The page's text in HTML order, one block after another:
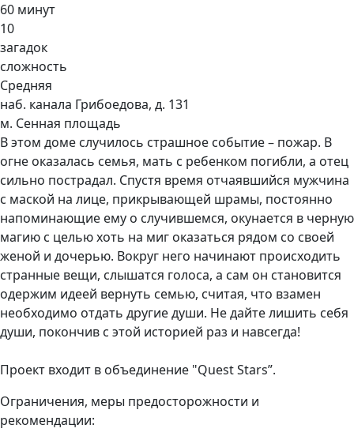
60 минут
10
загадок
сложность
Средняя
наб. канала Грибоедова, д. 131
м. Сенная площадь
В этом доме случилось страшное событие – пожар. В
огне оказалась семья, мать с ребенком погибли, а отец
сильно пострадал. Спустя время отчаявшийся мужчина
с маской на лице, прикрывающей шрамы, постоянно
напоминающие ему о случившемся, окунается в черную
магию с целью хоть на миг оказаться рядом со своей
женой и дочерью. Вокруг него начинают происходить
странные вещи, слышатся голоса, а сам он становится
одержим идеей вернуть семью, считая, что взамен
необходимо отдать другие души. Не дайте лишить себя
души, покончив с этой историей раз и навсегда!
Проект входит в объединение "Quest Stars”.
Ограничения, меры предосторожности и
рекомендации: